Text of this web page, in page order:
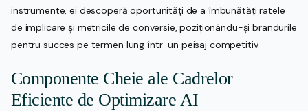
instrumente, ei descoperă oportunități de a îmbunătăți ratele
de implicare și metricile de conversie, poziționându-și brandurile
pentru succes pe termen lung într-un peisaj competitiv.
Componente Cheie ale Cadrelor
Eficiente de Optimizare AI